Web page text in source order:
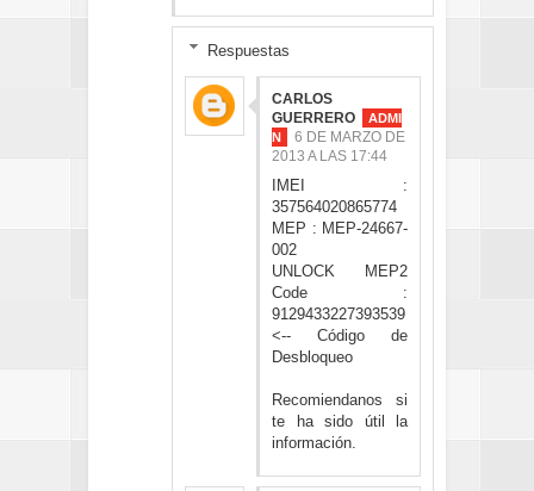
Respuestas
CARLOS
GUERRERO
6 DE MARZO DE
2013 A LAS 17:44
IMEI :
357564020865774
MEP : MEP-24667-
002
UNLOCK MEP2
Code :
9129433227393539
<-- Código de
Desbloqueo
Recomiendanos si
te ha sido útil la
información.